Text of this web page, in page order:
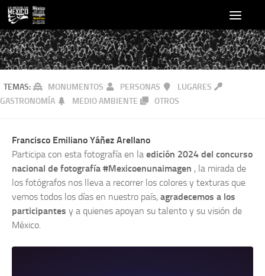
TEMAS: MONUMENTOS PERSONAS
LUGARES
GASTRONOMÍA
MEDIO AMBIENTE OTROS
Francisco Emiliano Yáñez Arellano
Participa con esta fotografía en la edición 2024 del concurso
nacional de fotografía #Mexicoenunaimagen , la mirada de
los fotógrafos nos lleva a recorrer los colores y texturas que
vemos todos los días en nuestro país, agradecemos a los
participantes y a quienes apoyan su talento y su visión de
México.